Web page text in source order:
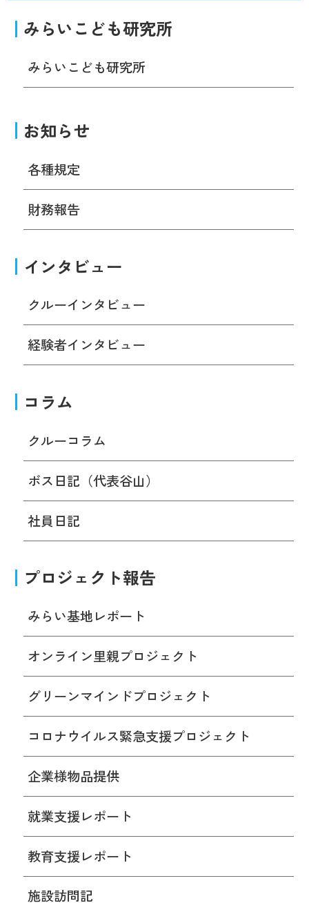
みらいこども研究所
みらいこども研究所
お知らせ
各種規定
財務報告
インタビュー
クルーインタビュー
経験者インタビュー
コラム
クルーコラム
ボス日記（代表谷山）
社員日記
プロジェクト報告
みらい基地レポート
オンライン里親プロジェクト
グリーンマインドプロジェクト
コロナウイルス緊急支援プロジェクト
企業様物品提供
就業支援レポート
教育支援レポート
施設訪問記